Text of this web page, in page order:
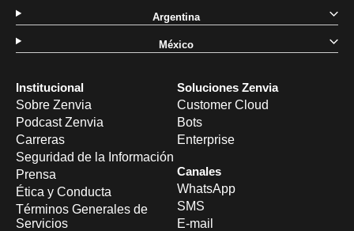
Institucional
Sobre Zenvia
Podcast Zenvia
Carreras
Seguridad de la Información
Prensa
Ética y Conducta
Términos Generales de
Servicios
Soluciones Zenvia
Customer Cloud
Bots
Enterprise
Canales
WhatsApp
SMS
E-mail
Argentina
México